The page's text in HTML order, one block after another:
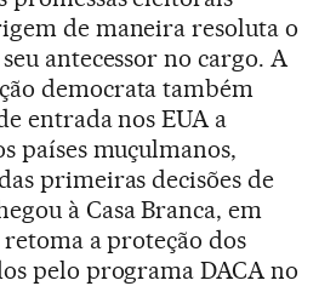
de maneira resoluta o
antecessor no cargo. A
democrata também
entrada nos EUA a
países muçulmanos,
primeiras decisões de
à Casa Branca, em
retoma a proteção dos
pelo programa DACA no